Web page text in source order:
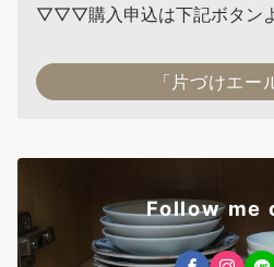
▽▽▽購入申込は下記ボタ
「片づけエー
Follow me